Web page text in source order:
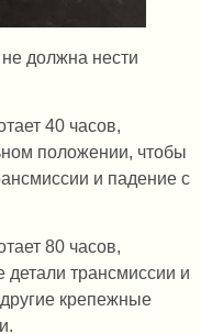
должна нести
40 часов,
положении, чтобы
и падение с
80 часов,
детали трансмиссии и
крепежные